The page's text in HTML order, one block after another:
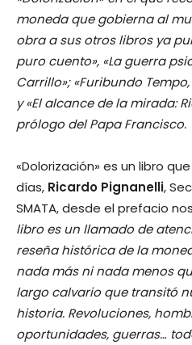
moneda que gobierna al
obra a sus otros libros ya
puro cuento», «La guerra
Carrillo»; «Furibundo
y «El alcance de la mirada:
prólogo del Papa Francisco.
«Dolorización» es un libro
días, Ricardo Pignanelli,
SMATA, desde el prefacio
libro es un llamado de
reseña histórica de la
nada más ni nada menos
largo calvario que transitó
historia. Revoluciones,
oportunidades, guerras…